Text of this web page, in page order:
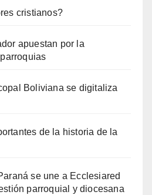
cristianos?
apuestan por la
Boliviana se digitaliza
de la historia de la
se une a Ecclesiared
parroquial y diocesana